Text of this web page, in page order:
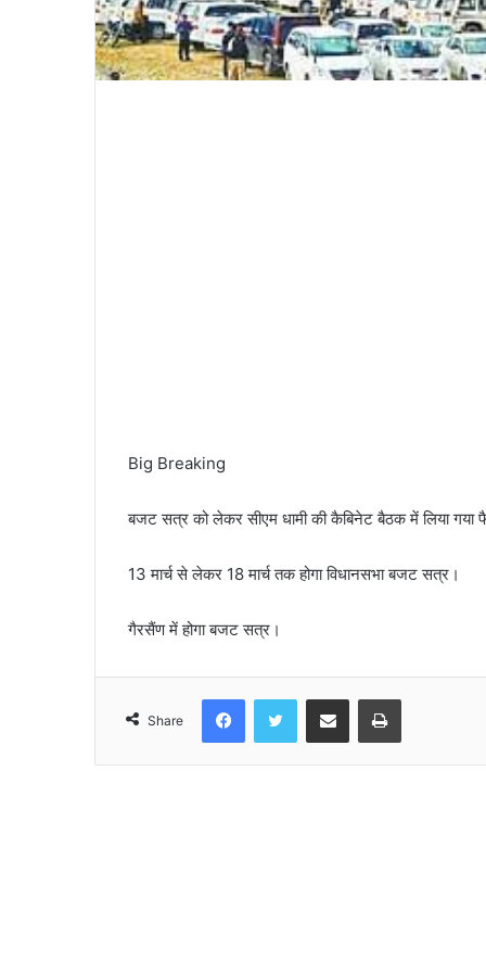
Big Breaking
बजट सत्र को लेकर सीएम धामी की कैबिनेट बैठक में लिया गया
13 मार्च से लेकर 18 मार्च तक होगा विधानसभा बजट सत्र।
गैरसैंण में होगा बजट सत्र।
Share